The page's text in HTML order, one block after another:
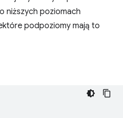
niższych poziomach
podpoziomy mają to